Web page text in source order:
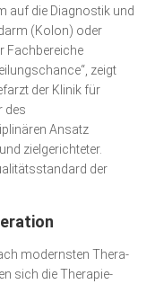
auf die Diagnostik und
(Kolon) oder
Fachbereiche
zeigt
der Klinik für
des
Ansatz
zielgerichteter.
der
modernsten The­ra­­
sich die Thera­pie­